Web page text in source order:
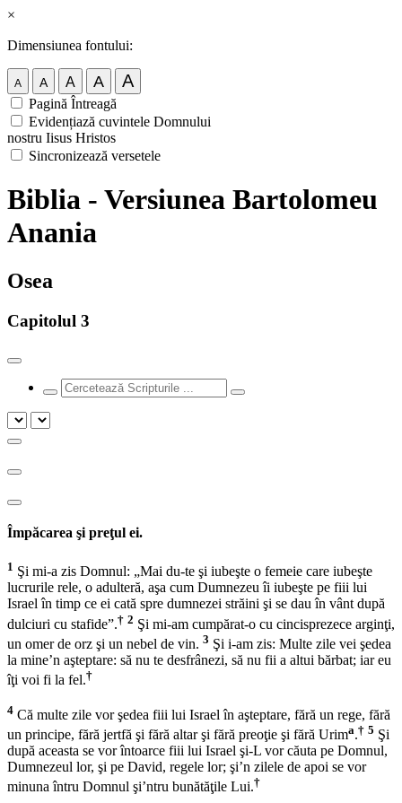
×
Dimensiunea fontului:
A A A A A
Pagină Întreagă
Evidențiază cuvintele Domnului
nostru Iisus Hristos
Sincronizează versetele
Biblia - Versiunea Bartolomeu
Anania
Osea
Capitolul 3
Împăcarea şi preţul ei.
1 Şi mi-a zis Domnul: „Mai du-te şi iubeşte o femeie care iubeşte
lucrurile rele, o adulteră, aşa cum Dumnezeu îi iubeşte pe fiii lui
Israel în timp ce ei cată spre dumnezei străini şi se dau în vânt după
dulciuri cu stafide”.† 2 Şi mi-am cumpărat-o cu cincisprezece arginţi,
un omer de orz şi un nebel de vin. 3 Şi i-am zis: Multe zile vei şedea
la mine’n aşteptare: să nu te desfrânezi, să nu fii a altui bărbat; iar eu
îţi voi fi la fel.†
4 Că multe zile vor şedea fiii lui Israel în aşteptare, fără un rege, fără
un principe, fără jertfă şi fără altar şi fără preoţie şi fără Urima.† 5 Şi
după aceasta se vor întoarce fiii lui Israel şi-L vor căuta pe Domnul,
Dumnezeul lor, şi pe David, regele lor; şi’n zilele de apoi se vor
minuna întru Domnul şi’ntru bunătăţile Lui.†